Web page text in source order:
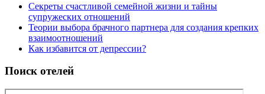
Секреты счастливой семейной жизни и тайны
супружеских отношений
Теории выбора брачного партнера для создания крепких
взаимоотношений
Как избавится от депрессии?
Поиск отелей